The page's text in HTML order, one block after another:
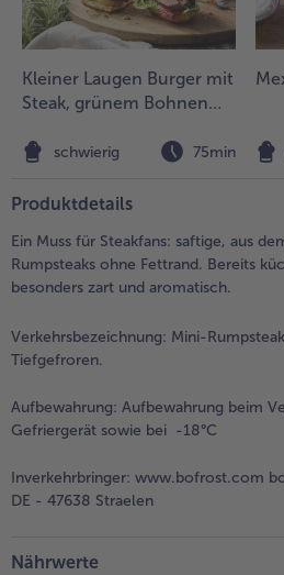
Kleiner Laugen Burger mit
Steak, grünem Bohnen
Sesamdressing
schwierig 75min
Produktdetails
Ein Muss für Steakfans: saftige, aus
Rumpsteaks ohne Fettrand. Bereits
besonders zart und aromatisch.
Verkehrsbezeichnung: Mini-
Tiefgefroren.
Aufbewahrung: Aufbewahrung beim
Gefriergerät sowie bei -18°C
Inverkehrbringer: www.bofrost.com
DE - 47638 Straelen
Nährwerte